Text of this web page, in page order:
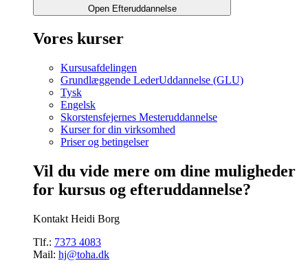
Open Efteruddannelse
Vores kurser
Kursusafdelingen
Grundlæggende LederUddannelse (GLU)
Tysk
Engelsk
Skorstensfejernes Mesteruddannelse
Kurser for din virksomhed
Priser og betingelser
Vil du vide mere om dine muligheder
for kursus og efteruddannelse?
Kontakt Heidi Borg
Tlf.: 7373 4083
Mail: hj@toha.dk